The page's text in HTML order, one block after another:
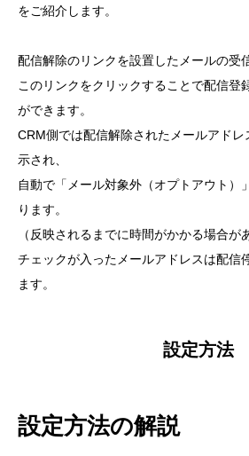
をご紹介します。
配信解除のリンクを設置したメールの受
このリンクをクリックすることで配信登
ができます。
CRM側では配信解除されたメールアド
示され、
自動で「メール対象外（オプトアウト）
ります。
（反映されるまでに時間がかかる場合が
チェックが入ったメールアドレスは配信
ます。
設定方法
設定方法の解説